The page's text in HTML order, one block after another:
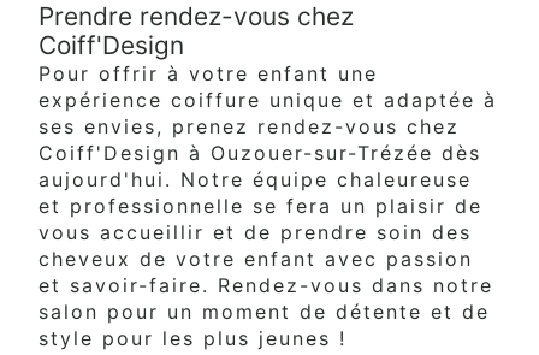
Prendre rendez-vous chez
Coiff'Design
Pour offrir à votre enfant une
expérience coiffure unique et adaptée à
ses envies, prenez rendez-vous chez
Coiff'Design à Ouzouer-sur-Trézée dès
aujourd'hui. Notre équipe chaleureuse
et professionnelle se fera un plaisir de
vous accueillir et de prendre soin des
cheveux de votre enfant avec passion
et savoir-faire. Rendez-vous dans notre
salon pour un moment de détente et de
style pour les plus jeunes !